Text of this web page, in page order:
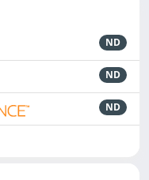
ND
ND
ND